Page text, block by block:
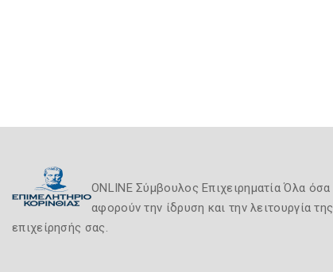
ONLINE Σύμβουλος Επιχειρηματία Όλα όσα
αφορούν την ίδρυση και την λειτουργία της
επιχείρησής σας.